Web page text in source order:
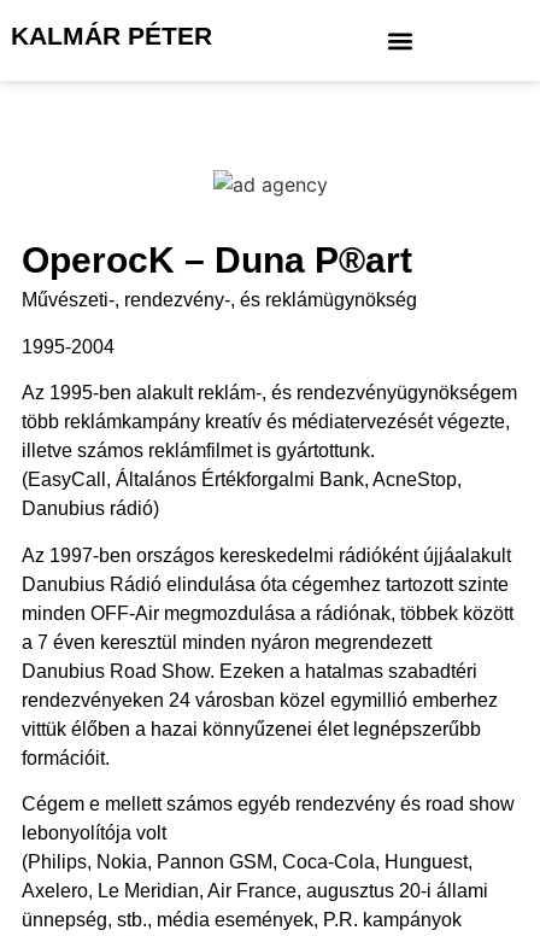
KALMÁR PÉTER
OperocK – Duna P®art
Művészeti-, rendezvény-, és reklámügynökség
1995-2004
Az 1995-ben alakult reklám-, és rendezvényügynökségem
több reklámkampány kreatív és médiatervezését végezte,
illetve számos reklámfilmet is gyártottunk.
(EasyCall, Általános Értékforgalmi Bank, AcneStop,
Danubius rádió)
Az 1997-ben országos kereskedelmi rádióként újjáalakult
Danubius Rádió elindulása óta cégemhez tartozott szinte
minden OFF-Air megmozdulása a rádiónak, többek között
a 7 éven keresztül minden nyáron megrendezett
Danubius Road Show. Ezeken a hatalmas szabadtéri
rendezvényeken 24 városban közel egymillió emberhez
vittük élőben a hazai könnyűzenei élet legnépszerűbb
formációit.
Cégem e mellett számos egyéb rendezvény és road show
lebonyolítója volt
(Philips, Nokia, Pannon GSM, Coca-Cola, Hunguest,
Axelero, Le Meridian, Air France, augusztus 20-i állami
ünnepség, stb., média események, P.R. kampányok